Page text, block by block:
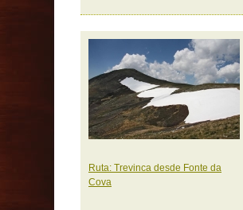
Ruta: Trevinca desde Fonte da
Cova